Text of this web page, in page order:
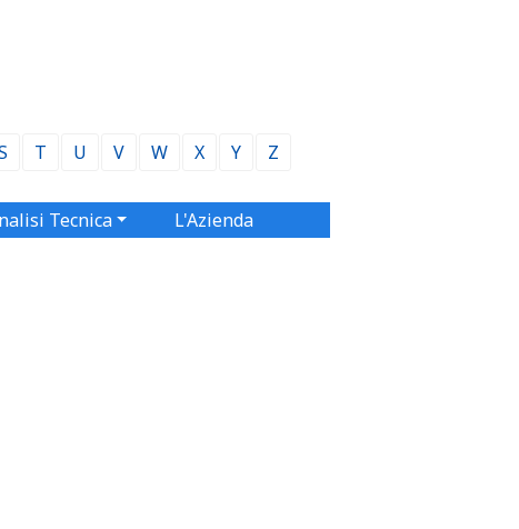
T U V W X Y Z
Tecnica L'Azienda